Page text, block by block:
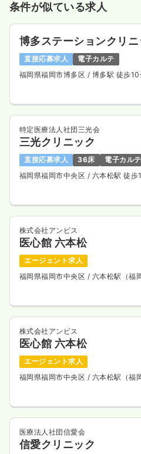
条件が似ている求人
博多ステーションクリニ
直接応募求人
電子カルテ
福岡県福岡市博多区 / 博多駅 徒歩10
特定医療法人社団三光会
三光クリニック
直接応募求人 36床
電子カルテ
福岡県福岡市中央区 / 六本松駅 徒歩
株式会社アンビス
医心館 六本松
エージェント求人
福岡県福岡市中央区 / 六本松駅（福
株式会社アンビス
医心館 六本松
エージェント求人
福岡県福岡市中央区 / 六本松駅（福
医療法人社団信愛会
信愛クリニック